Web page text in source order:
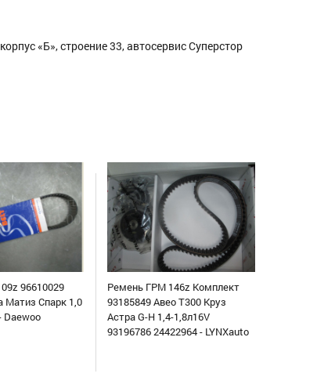
«Б», строение 33, автосервис Суперстор
96610029
Матиз Спарк 1,0
Daewoo
Ремень ГРМ 146z Комплект
93185849 Авео Т300 Круз
Астра G-H 1,4-1,8л16V
93196786 24422964 - LYNXauto